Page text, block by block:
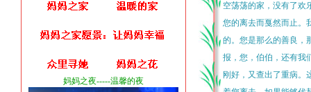
力量 简单 可持续
众里寻她 妈妈之花
妈妈的世界
儿女的孝心妈妈之夜-----温馨的夜
空荡荡的家，没有了欢
您的离去而戛然而止。
的。您是那么的善良，
报，您，伯伯，还有我
刚好，又查出了重病。